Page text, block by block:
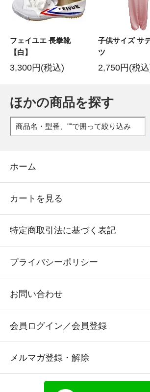
フェイユエ 長拳靴
【白】
3,300円(税込)
子供サイズ サ
ツ
2,750円(税
ほかの商品を探す
ホーム
カートを見る
特定商取引法に基づく表記
プライバシーポリシー
お問い合わせ
会員ログイン／会員登録
メルマガ登録・解除